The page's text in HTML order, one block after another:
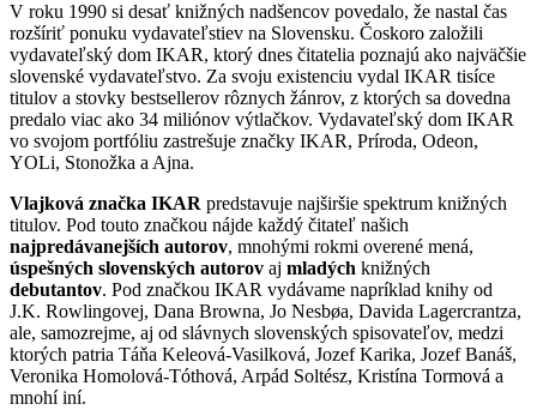
V roku 1990 si desať knižných nadšencov povedalo, že nastal čas
rozšíriť ponuku vydavateľstiev na Slovensku. Čoskoro založili
vydavateľský dom IKAR, ktorý dnes čitatelia poznajú ako najväčšie
slovenské vydavateľstvo. Za svoju existenciu vydal IKAR tisíce
titulov a stovky bestsellerov rôznych žánrov, z ktorých sa dovedna
predalo viac ako 34 miliónov výtlačkov. Vydavateľský dom IKAR
vo svojom portfóliu zastrešuje značky IKAR, Príroda, Odeon,
YOLi, Stonožka a Ajna.
Vlajková značka IKAR predstavuje najširšie spektrum knižných
titulov. Pod touto značkou nájde každý čitateľ našich
najpredávanejších autorov, mnohými rokmi overené mená,
úspešných slovenských autorov aj mladých knižných
debutantov. Pod značkou IKAR vydávame napríklad knihy od
J.K. Rowlingovej, Dana Browna, Jo Nesbøa, Davida Lagercrantza,
ale, samozrejme, aj od slávnych slovenských spisovateľov, medzi
ktorých patria Táňa Keleová-Vasilková, Jozef Karika, Jozef Banáš,
Veronika Homolová-Tóthová, Arpád Soltész, Kristína Tormová a
mnohí iní.